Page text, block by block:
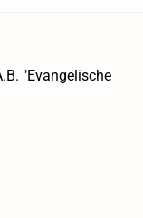
"Evangelische